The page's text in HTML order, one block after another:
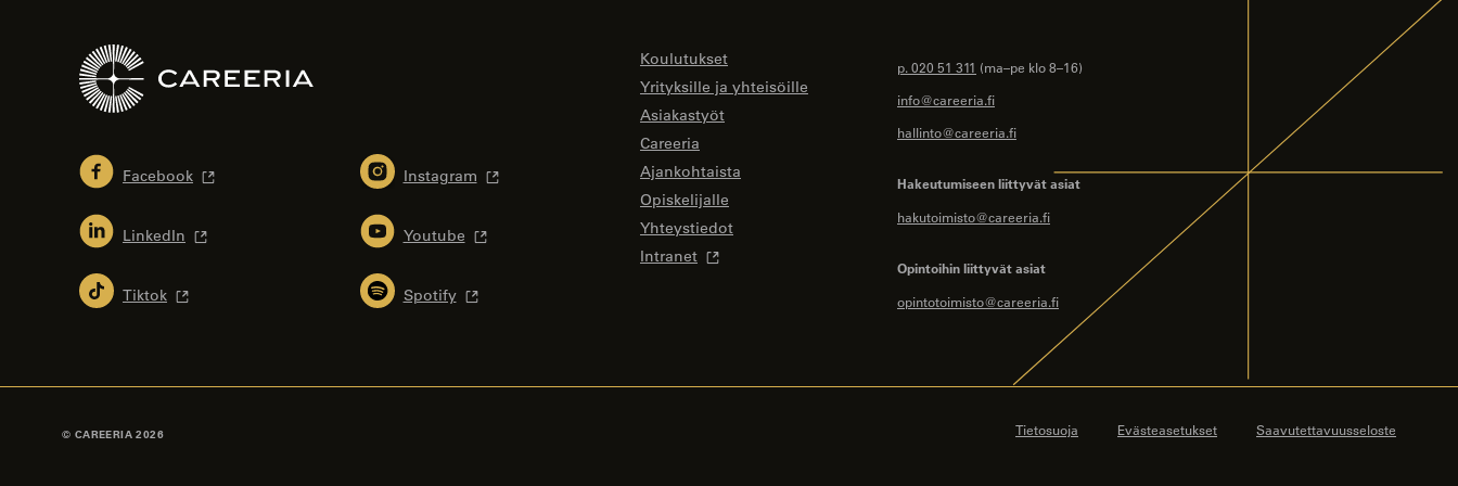
Facebook Instagram
LinkedIn Youtube
Tiktok Spotify
Koulutukset
Yrityksille ja yhteisöille
Asiakastyöt
Careeria
Ajankohtaista
Opiskelijalle
Yhteystiedot
Intranet
p. 020 51 311 (ma–pe klo 8–16)
info@careeria.fi
hallinto@careeria.fi
Hakeutumiseen liittyvät asiat
hakutoimisto@careeria.fi
Opintoihin liittyvät asiat
opintotoimisto@careeria.fi
© CAREERIA 2026 Tietosuoja Evästeasetukset Saavutettavuusseloste